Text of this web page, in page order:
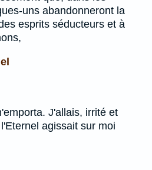
uns abandonneront la
esprits séducteurs et à
J'allais, irrité et
agissait sur moi